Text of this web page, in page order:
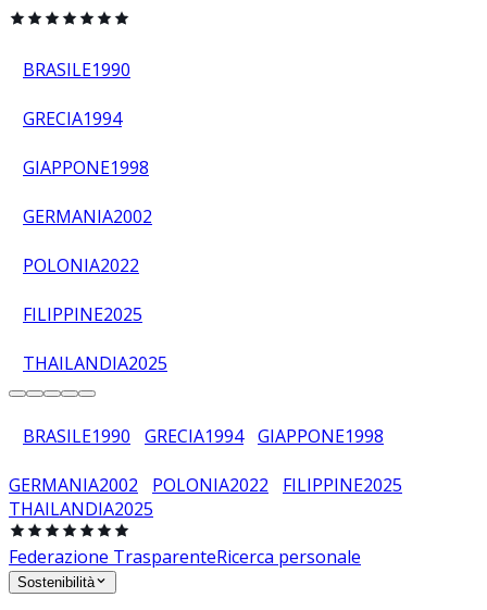
BRASILE1990
GRECIA1994
GIAPPONE1998
GERMANIA2002
POLONIA2022
FILIPPINE2025
THAILANDIA2025
BRASILE1990 GRECIA1994 GIAPPONE1998
GERMANIA2002 POLONIA2022 FILIPPINE2025
THAILANDIA2025
Federazione TrasparenteRicerca personale
Sostenibilità